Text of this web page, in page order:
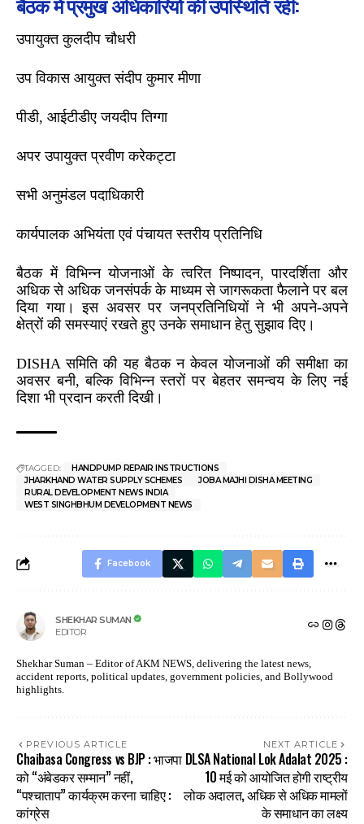
उपायुक्त कुलदीप चौधरी
उप विकास आयुक्त संदीप कुमार मीणा
पीडी, आईटीडीए जयदीप तिग्गा
अपर उपायुक्त प्रवीण करेकट्टा
सभी अनुमंडल पदाधिकारी
कार्यपालक अभियंता एवं पंचायत स्तरीय प्रतिनिधि
बैठक में विभिन्न योजनाओं के त्वरित निष्पादन, पारदर्शिता और
अधिक से अधिक जनसंपर्क के माध्यम से जागरूकता फैलाने पर बल
दिया गया। इस अवसर पर जनप्रतिनिधियों ने भी अपने-अपने
क्षेत्रों की समस्याएं रखते हुए उनके समाधान हेतु सुझाव दिए।
DISHA समिति की यह बैठक न केवल योजनाओं की समीक्षा का
अवसर बनी, बल्कि विभिन्न स्तरों पर बेहतर समन्वय के लिए नई
दिशा भी प्रदान करती दिखी।
TAGGED:
HANDPUMP REPAIR INSTRUCTIONS
JHARKHAND WATER SUPPLY SCHEMES
JOBA MAJHI DISHA MEETING
RURAL DEVELOPMENT NEWS INDIA
WEST SINGHBHUM DEVELOPMENT NEWS
Facebook
SHEKHAR SUMAN
EDITOR
Shekhar Suman – Editor of AKM NEWS, delivering the latest news,
accident reports, political updates, government policies, and Bollywood
highlights.
PREVIOUS ARTICLE
Chaibasa Congress vs BJP : भाजपा
को “अंबेडकर सम्मान” नहीं,
“पश्चाताप” कार्यक्रम करना चाहिए :
कांग्रेस
NEXT ARTICLE
DLSA National Lok Adalat 2025 :
10 मई को आयोजित होगी राष्ट्रीय
लोक अदालत, अधिक से अधिक मामलों
के समाधान का लक्ष्य